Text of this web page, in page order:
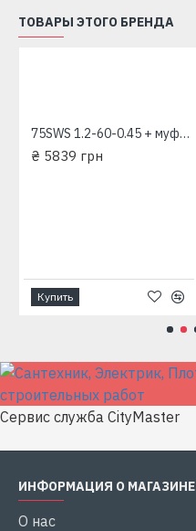
ТОВАРЫ ЭТОГО БРЕНДА
75SWS 1.2-60-0.45 + муфта "Насосы плюс Оборудование"
₴ 5839 грн
Купить
Сервис служба CityMaster
ИНФОРМАЦИЯ О МАГАЗИНЕ
О нас